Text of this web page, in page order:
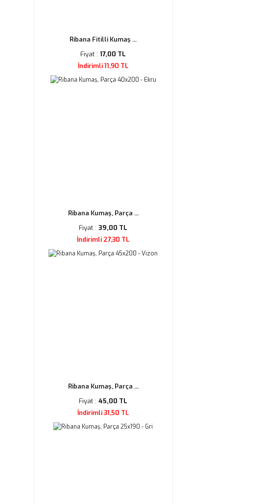
Ribana Fitilli Kumaş ...
Fiyat :17,00 TL
İndirimli 11,90 TL
Ribana Kumaş, Parça ...
Fiyat :39,00 TL
İndirimli 27,30 TL
Ribana Kumaş, Parça ...
Fiyat :45,00 TL
İndirimli 31,50 TL